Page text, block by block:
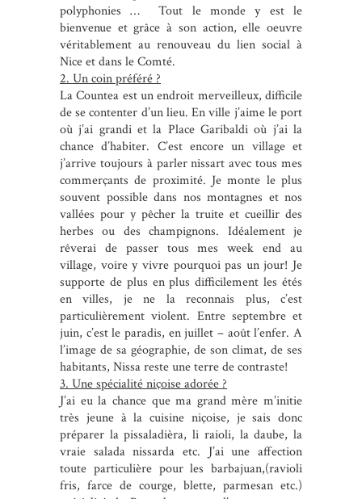
polyphonies … Tout le monde y est le
bienvenue et grâce à son action, elle oeuvre
véritablement au renouveau du lien social à
Nice et dans le Comté.
2. Un coin préféré ?
La Countea est un endroit merveilleux, difficile
de se contenter d’un lieu. En ville j’aime le port
où j’ai grandi et la Place Garibaldi où j’ai la
chance d’habiter. C’est encore un village et
j’arrive toujours à parler nissart avec tous mes
commerçants de proximité. Je monte le plus
souvent possible dans nos montagnes et nos
vallées pour y pêcher la truite et cueillir des
herbes ou des champignons. Idéalement je
rêverai de passer tous mes week end au
village, voire y vivre pourquoi pas un jour! Je
supporte de plus en plus difficilement les étés
en villes, je ne la reconnais plus, c’est
particulièrement violent. Entre septembre et
juin, c’est le paradis, en juillet – août l’enfer. A
l’image de sa géographie, de son climat, de ses
habitants, Nissa reste une terre de contraste!
3. Une spécialité niçoise adorée ?
J’ai eu la chance que ma grand mère m’initie
très jeune à la cuisine niçoise, je sais donc
préparer la pissaladièra, li raioli, la daube, la
vraie salada nissarda etc. J’ai une affection
toute particulière pour les barbajuan,(ravioli
fris, farce de courge, blette, parmesan etc.)